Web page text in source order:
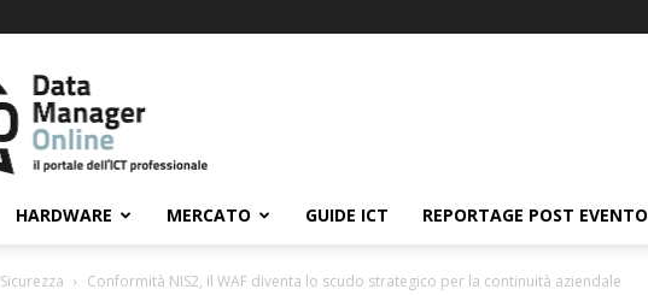
Data
Manager
Online
HARDWARE MERCATO GUIDE ICT REPORTAGE POST EVENTO
Sicurezza Conformità NIS2, il WAF diventa lo scudo strategico per la continuità aziendale